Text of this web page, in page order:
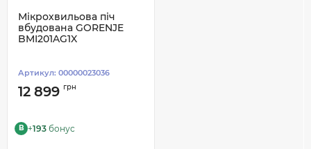
Мікрохвильова піч
вбудована GORENJE
BMI201AG1X
Артикул: 00000023036
12 899 грн
B +193 бонус